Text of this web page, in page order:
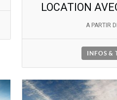
LOCATION
A PARTIR
INFOS &